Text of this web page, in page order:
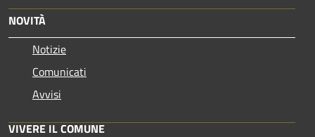
NOVITÀ
Notizie
Comunicati
Avvisi
VIVERE IL COMUNE